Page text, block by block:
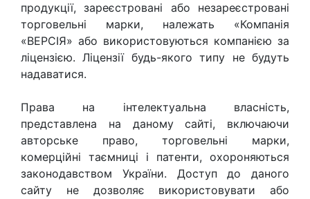
продукції, зареєстровані або незареєстровані
торговельні марки, належать «Компанія
«ВЕРСІЯ» або використовуються компанією за
ліцензією. Ліцензії будь-якого типу не будуть
надаватися.
Права на інтелектуальна власність,
представлена на даному сайті, включаючи
авторське право, торговельні марки,
комерційні таємниці і патенти, охороняються
законодавством України. Доступ до даного
сайту не дозволяє використовувати або